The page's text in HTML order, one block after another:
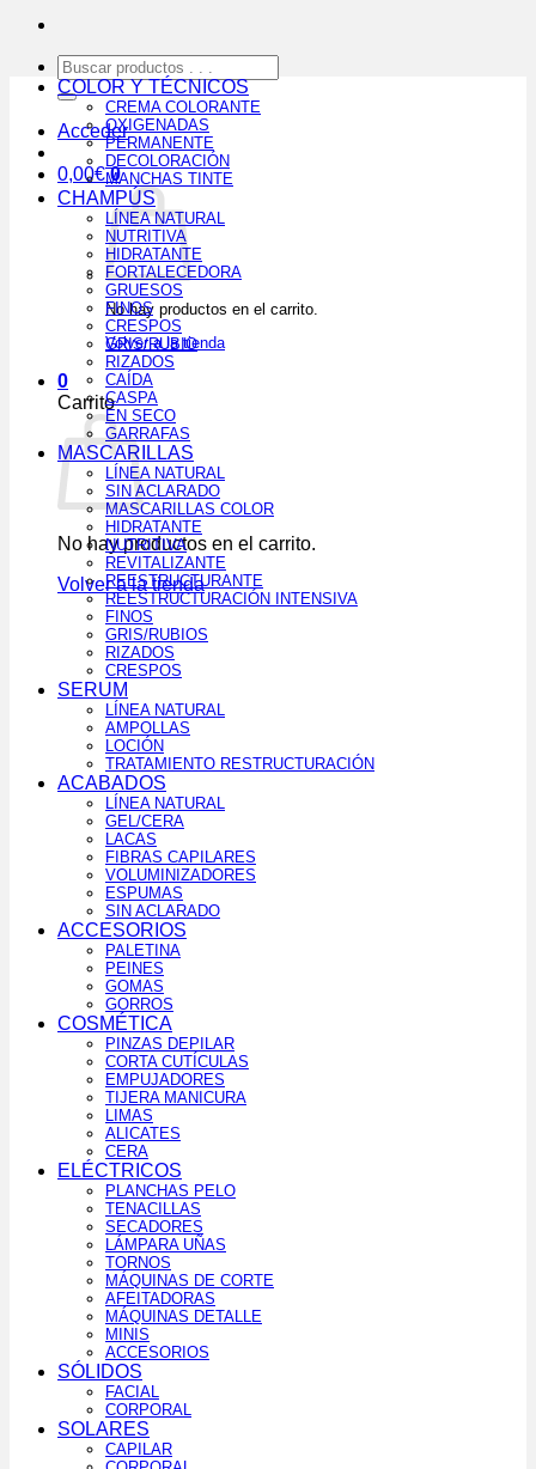
Buscar
por:
Acceder
0,00€ 0
No hay productos en el carrito.
Volver a la tienda
0
Carrito
No hay productos en el carrito.
Volver a la tienda
COLOR Y TÉCNICOS
CREMA COLORANTE
OXIGENADAS
PERMANENTE
DECOLORACIÓN
MANCHAS TINTE
CHAMPÚS
LÍNEA NATURAL
NUTRITIVA
HIDRATANTE
FORTALECEDORA
GRUESOS
FINOS
CRESPOS
GRIS/RUBIO
RIZADOS
CAÍDA
CASPA
EN SECO
GARRAFAS
MASCARILLAS
LÍNEA NATURAL
SIN ACLARADO
MASCARILLAS COLOR
HIDRATANTE
NUTRITIVA
REVITALIZANTE
REESTRUCTURANTE
REESTRUCTURACIÓN INTENSIVA
FINOS
GRIS/RUBIOS
RIZADOS
CRESPOS
SERUM
LÍNEA NATURAL
AMPOLLAS
LOCIÓN
TRATAMIENTO RESTRUCTURACIÓN
ACABADOS
LÍNEA NATURAL
GEL/CERA
LACAS
FIBRAS CAPILARES
VOLUMINIZADORES
ESPUMAS
SIN ACLARADO
ACCESORIOS
PALETINA
PEINES
GOMAS
GORROS
COSMÉTICA
PINZAS DEPILAR
CORTA CUTÍCULAS
EMPUJADORES
TIJERA MANICURA
LIMAS
ALICATES
CERA
ELÉCTRICOS
PLANCHAS PELO
TENACILLAS
SECADORES
LÁMPARA UÑAS
TORNOS
MÁQUINAS DE CORTE
AFEITADORAS
MÁQUINAS DETALLE
MINIS
ACCESORIOS
SÓLIDOS
FACIAL
CORPORAL
SOLARES
CAPILAR